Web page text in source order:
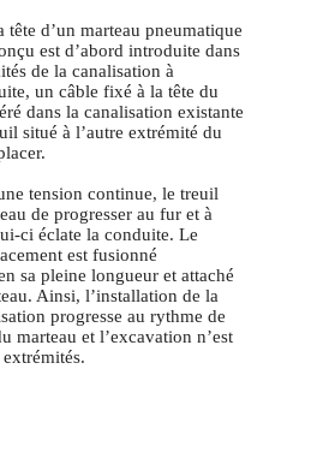
tête d’un marteau pneumatique
est d’abord introduite dans
de la canalisation à
un câble fixé à la tête du
dans la canalisation existante
situé à l’autre extrémité du
tension continue, le treuil
de progresser au fur et à
ci éclate la conduite. Le
est fusionné
sa pleine longueur et attaché
Ainsi, l’installation de la
progresse au rythme de
marteau et l’excavation n’est